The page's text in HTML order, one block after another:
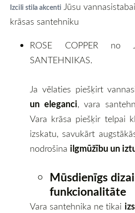
Izcili stila akcenti Jūsu
krāsas santehniku
ROSE COPPER no
SANTEHNIKAS.
Ja vēlaties piešķirt
un eleganci, vara
Vara krāsa piešķir telpai
izskatu, savukārt
nodrošina ilgmūžību un
Mūsdienīgs
funkcionalitāte
Vara santehnika ne tikai